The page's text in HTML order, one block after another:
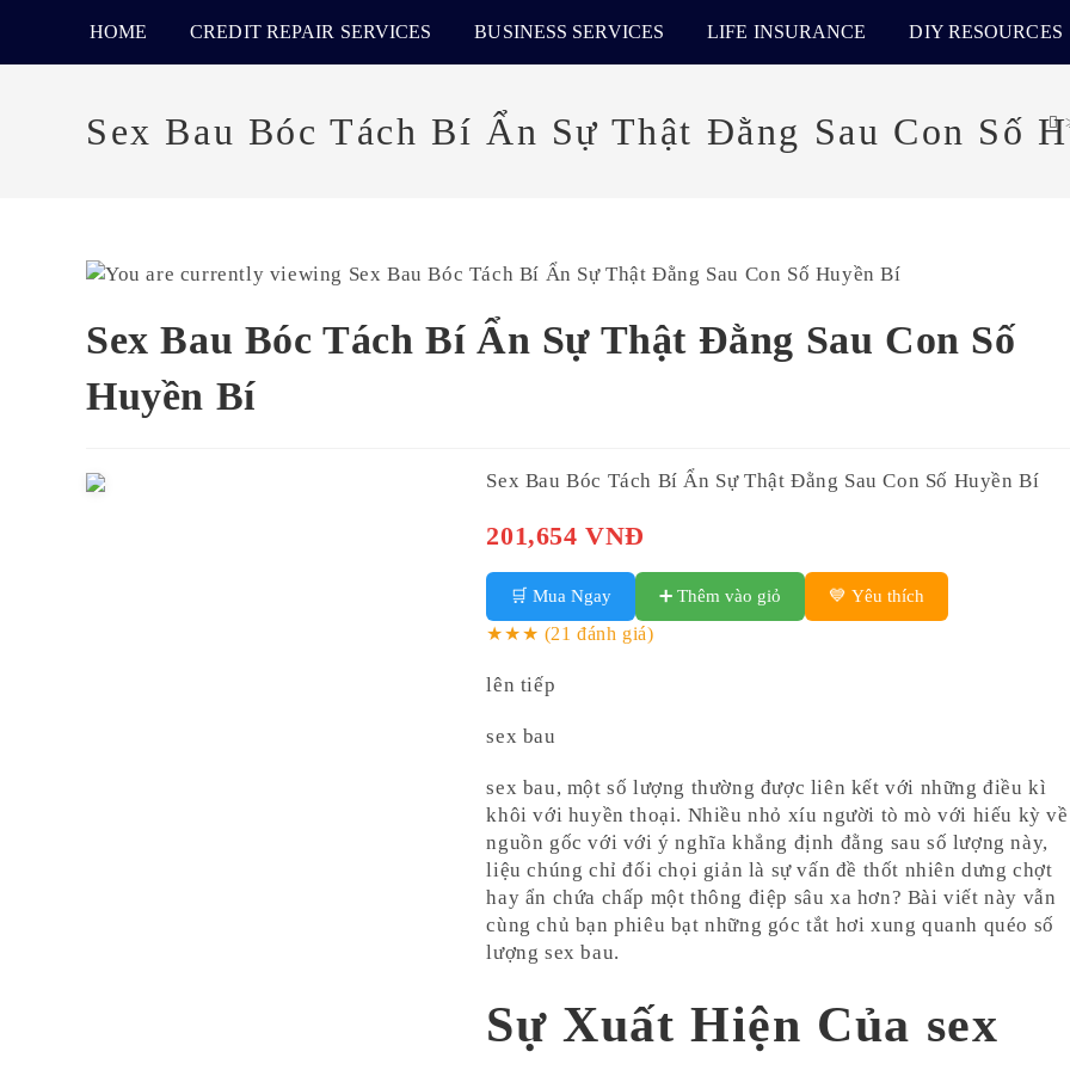
HOME CREDIT REPAIR SERVICES BUSINESS SERVICES LIFE INSURANCE DIY RESOURCES
Sex Bau Bóc Tách Bí Ẩn Sự Thật Đằng Sau Con Số
Sex Bau Bóc Tách Bí Ẩn Sự Thật Đằng Sau Con Số
Huyền Bí
Sex Bau Bóc Tách Bí Ẩn Sự Thật Đằng Sau Con Số Huyền Bí
201,654 VNĐ
🛒 Mua Ngay ➕ Thêm vào giỏ 💙 Yêu thích
★★★ (21 đánh giá)
lên tiếp
sex bau
sex bau, một số lượng thường được liên kết với những điều kì
khôi với huyền thoại. Nhiều nhỏ xíu người tò mò với hiếu kỳ về
nguồn gốc với với ý nghĩa khẳng định đằng sau số lượng này,
liệu chúng chỉ đối chọi giản là sự vấn đề thốt nhiên dưng chợt
hay ẩn chứa chấp một thông điệp sâu xa hơn? Bài viết này vẫn
cùng chủ bạn phiêu bạt những góc tắt hơi xung quanh quéo số
lượng sex bau.
Sự Xuất Hiện Của sex